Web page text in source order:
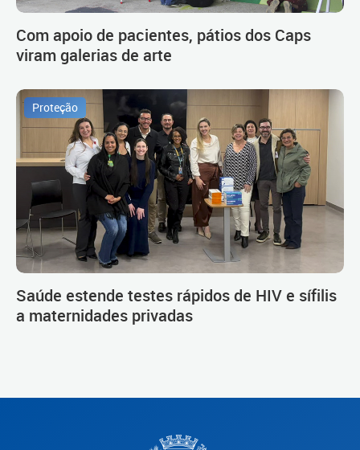
Com apoio de pacientes, pátios dos Caps
viram galerias de arte
Proteção
Saúde estende testes rápidos de HIV e sífilis
a maternidades privadas